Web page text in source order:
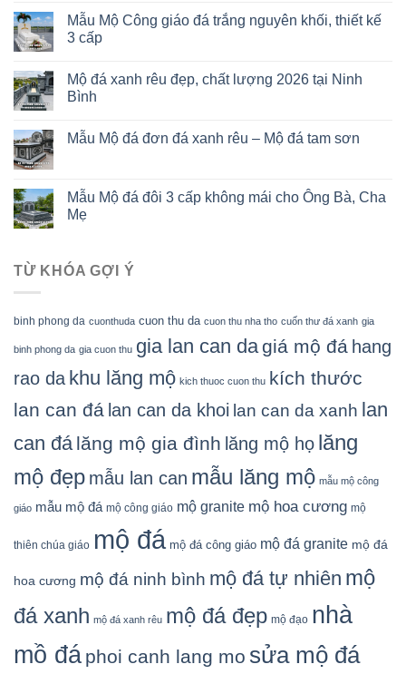
Mẫu Mộ Công giáo đá trắng nguyên khối, thiết kế
3 cấp
Mộ đá xanh rêu đẹp, chất lượng 2026 tại Ninh
Bình
Mẫu Mộ đá đơn đá xanh rêu – Mộ đá tam sơn
Mẫu Mộ đá đôi 3 cấp không mái cho Ông Bà, Cha
Mẹ
TỪ KHÓA GỢI Ý
binh phong da cuonthuda cuon thu da cuon thu nha tho cuốn thư đá xanh gia
binh phong da gia cuon thu gia lan can dagiá mộ đá hang
rao da khu lăng mộ kich thuoc cuon thu kích thước
lan can đá lan can da khoi lan can da xanh lan
can đá lăng mộ gia đình lăng mộ họ lăng
mộ đẹp mẫu lan can mẫu lăng mộ mẫu mộ công
giáo mẫu mộ đá mộ công giáo mộ granite mộ hoa cương mộ
thiên chúa giáo mộ đá mộ đá công giáo mộ đá granite mộ đá
hoa cương mộ đá ninh bình mộ đá tự nhiên mộ
đá xanh mộ đá xanh rêu mộ đá đẹp mộ đạo nhà
mồ đá phoi canh lang mo sửa mộ đá